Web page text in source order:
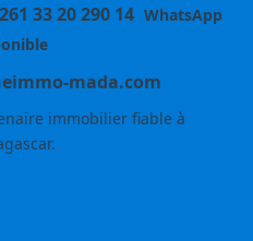
33 20 290 14 WhatsApp
mada.com
immobilier fiable à